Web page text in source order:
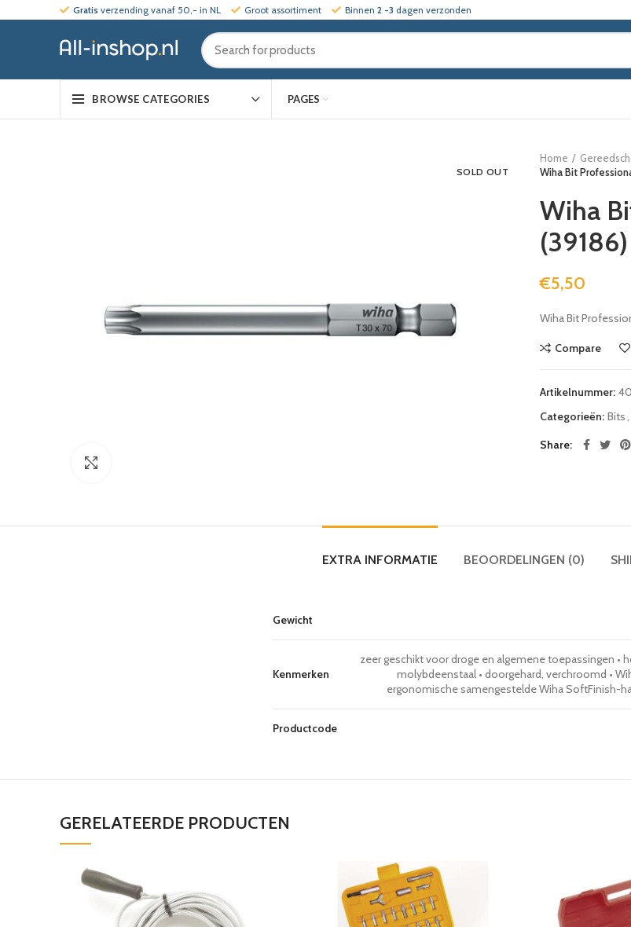
Gratis verzending vanaf 50,- in NL Groot assortiment Binnen 2 -3 dagen verzonden
BROWSE CATEGORIES PAGES
SOLD OUT
Home
Wiha Bit
Wiha
€5,50
Wiha Bit
Compare
Artikelnummer:
Categorieën: Bits,
Share
EXTRA INFORMATIE BEOORDELINGEN (0)
Gewicht
Kenmerken
zeer geschikt voor droge en algemene toepassingen •
molybdeenstaal • doorgehard, verchroomd •
ergonomische samengestelde Wiha SoftFinish-
Productcode
GERELATEERDE PRODUCTEN